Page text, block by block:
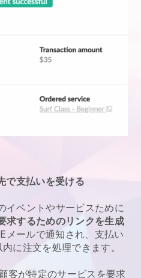
で支払いを受ける
イベントやサービス ために
求するためのリンクを生成
メールで通知され、支払い
に注文を処理できます。
客が特定のサービスを要求